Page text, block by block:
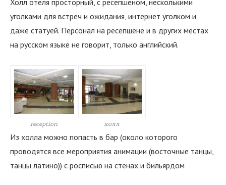
Холл отеля просторный, с ресепшеном, несколькими
уголками для встреч и ожидания, интернет уголком и
даже статуей. Персонал на ресепшене и в других местах
на русском языке не говорит, только английский.
reception холл
Из холла можно попасть в бар (около которого
проводятся все мероприятия анимации (восточные танцы,
танцы латино)) с росписью на стенах и бильярдом